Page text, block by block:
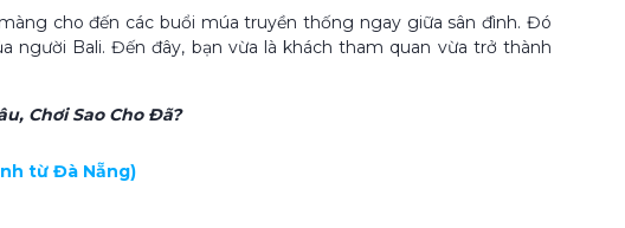
cho đến các buổi múa truyền thống ngay giữa sân đình. Đó
Bali. Đến đây, bạn vừa là khách tham quan vừa trở thành
Chơi Sao Cho Đã?
từ Đà Nẵng)